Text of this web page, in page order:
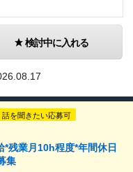
検討中に入れる
話を聞きたい応募可
*残業月10h程度*年間休日
集